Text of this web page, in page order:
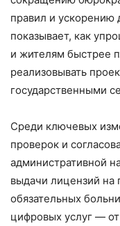
правил и ускорению
показывает, как
и жителям быстрее
реализовывать
государственными
Среди ключевых
проверок и
административной
выдачи лицензий на
обязательных
цифровых услуг —